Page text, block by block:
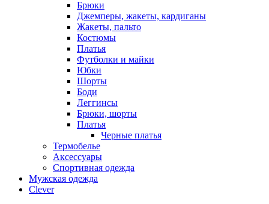
Брюки
Джемперы, жакеты, кардиганы
Жакеты, пальто
Костюмы
Платья
Футболки и майки
Юбки
Шорты
Боди
Леггинсы
Брюки, шорты
Платья
Черные платья
Термобелье
Аксессуары
Спортивная одежда
Мужская одежда
Clever